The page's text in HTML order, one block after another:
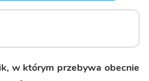
w którym przebywa obecnie